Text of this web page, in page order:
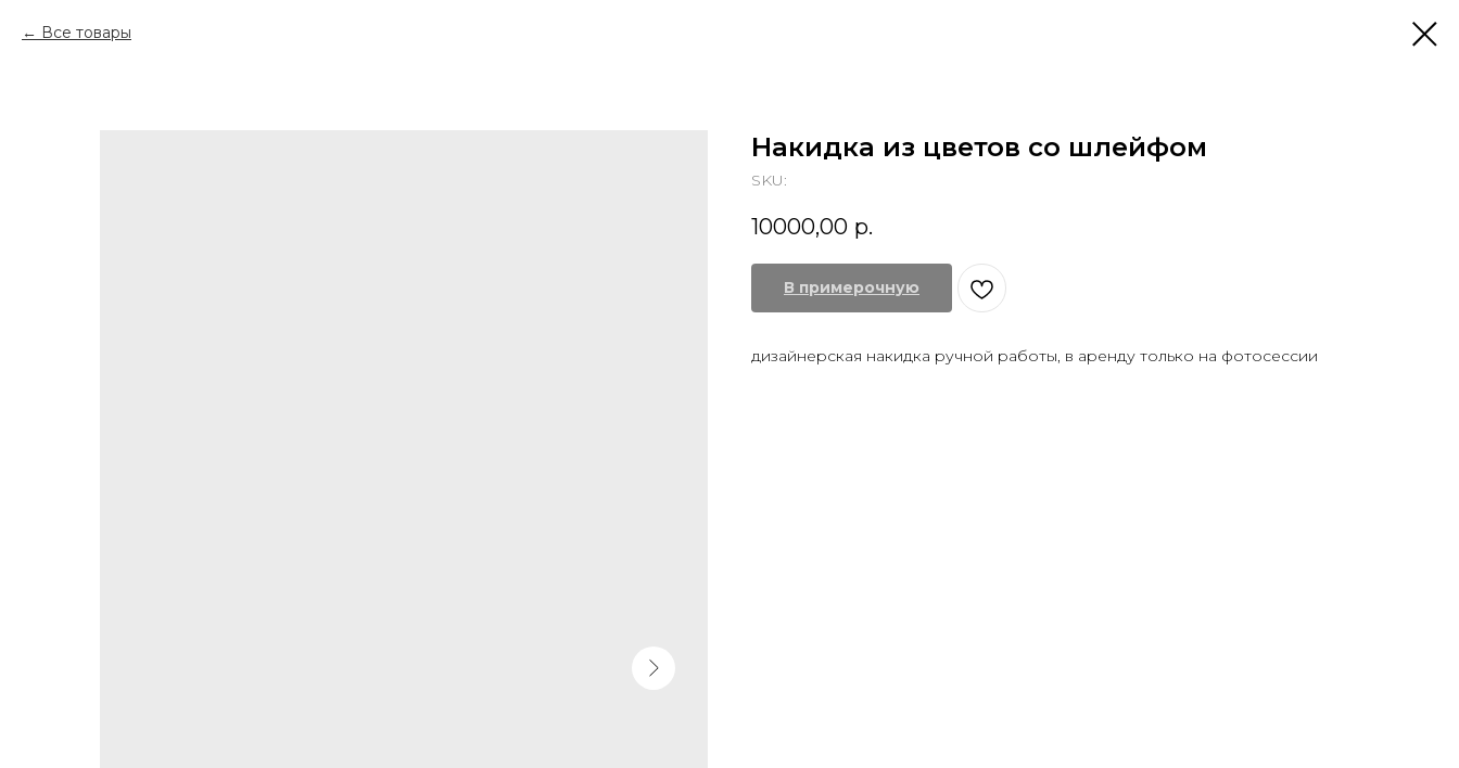
Все товары
Накидка из цветов со шлейфом
SKU:
10000,00 р.
В примерочную
дизайнерская накидка ручной работы, в аренду только на фотосессии